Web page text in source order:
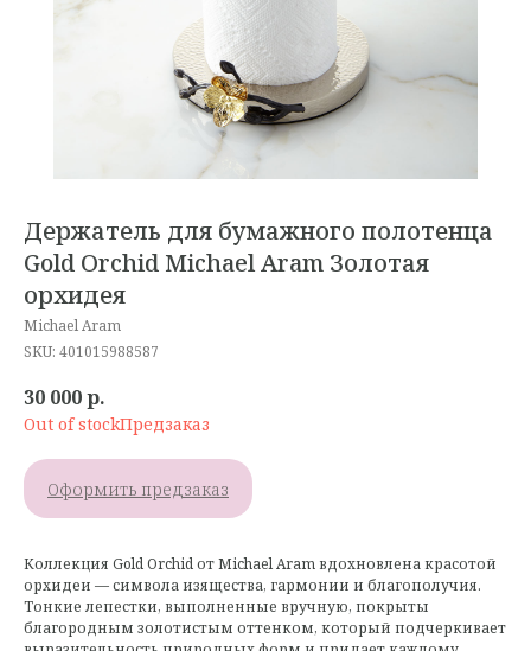
Держатель для бумажного полотенца
Gold Orchid Michael Aram Золотая
орхидея
Michael Aram
SKU: 401015988587
30 000р.
Out of stock
Оформить предзаказ
Коллекция Gold Orchid от Michael Aram вдохновлена красотой
орхидеи — символа изящества, гармонии и благополучия.
Тонкие лепестки, выполненные вручную, покрыты
благородным золотистым оттенком, который подчеркивает